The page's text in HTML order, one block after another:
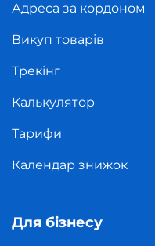
Адреса за кордоном
Викуп товарів
Трекінг
Калькулятор
Тарифи
Календар знижок
Для бізнесу